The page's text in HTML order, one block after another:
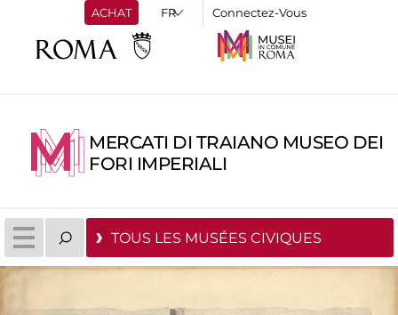
ACHAT Connectez-Vous
MERCATI DI TRAIANO MUSEO DEI
FORI IMPERIALI
TOUS LES MUSÉES CIVIQUES